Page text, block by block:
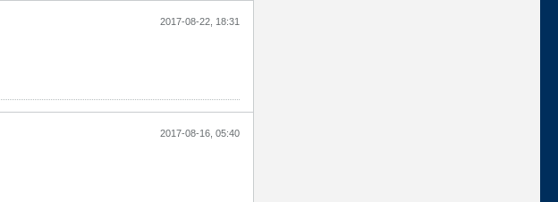
2017-08-22, 18:31
2017-08-16, 05:40